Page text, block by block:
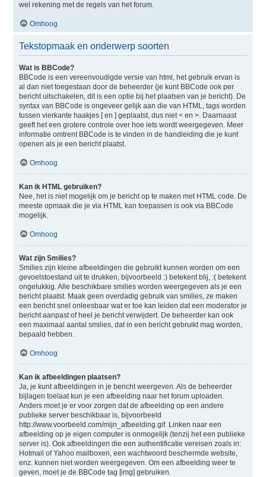
wel rekening met de regels van het forum.
Omhoog
Tekstopmaak en onderwerp soorten
Wat is BBCode?
BBCode is een vereenvoudigde versie van html, het gebruik ervan is
al dan niet toegestaan door de beheerder (je kunt BBCode ook per
bericht uitschakelen, dit is een optie bij het plaatsen van je bericht). De
syntax van BBCode is ongeveer gelijk aan die van HTML, tags worden
tussen vierkante haakjes [ en ] geplaatst, dus niet < en >. Daarnaast
geeft het een grotere controle over hoe iets wordt weergegeven. Meer
informatie omtrent BBCode is te vinden in de handleiding die je kunt
openen als je een bericht plaatst.
Omhoog
Kan ik HTML gebruiken?
Nee, het is niet mogelijk om je bericht op te maken met HTML code. De
meeste opmaak die je via HTML kan toepassen is ook via BBCode
mogelijk.
Omhoog
Wat zijn Smilies?
Smilies zijn kleine afbeeldingen die gebruikt kunnen worden om een
gevoelstoestand uit te drukken, bijvoorbeeld :) betekent blij, :( betekent
ongelukkig. Alle beschikbare smilies worden weergegeven als je een
bericht plaatst. Maak geen overdadig gebruik van smilies, ze maken
een bericht snel onleesbaar wat er toe kan leiden dat een moderator je
bericht aanpast of heel je bericht verwijdert. De beheerder kan ook
een maximaal aantal smilies, dat in een bericht gebruikt mag worden,
bepaald hebben.
Omhoog
Kan ik afbeeldingen plaatsen?
Ja, je kunt afbeeldingen in je bericht weergeven. Als de beheerder
bijlagen toelaat kun je een afbeelding naar het forum uploaden.
Anders moet je er voor zorgen dat de afbeelding op een andere
publieke server beschikbaar is, bijvoorbeeld
http://www.voorbeeld.com/mijn_afbeelding.gif. Linken naar een
afbeelding op je eigen computer is onmogelijk (tenzij het een publieke
server is). Ook afbeeldingen die een authentificatie vereisen zoals in:
Hotmail of Yahoo mailboxen, een wachtwoord beschermde website,
enz. kunnen niet worden weergegeven. Om een afbeelding weer te
geven, moet je de BBCode tag [img] gebruiken.